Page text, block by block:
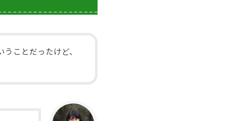
ことだったけど、